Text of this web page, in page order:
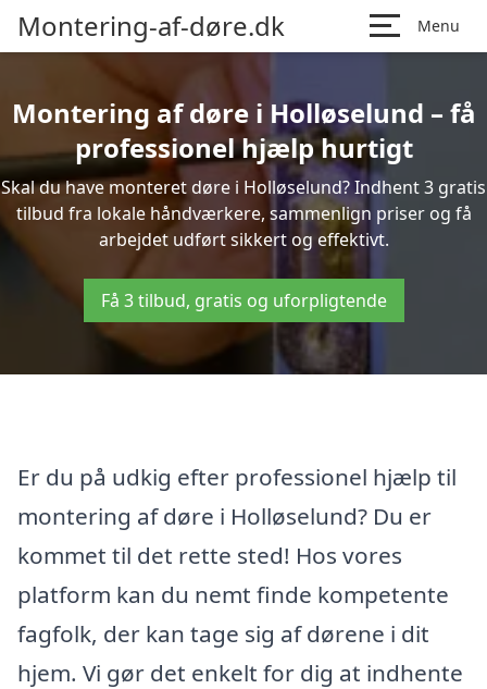
Montering-af-døre.dk Menu
Montering af døre i Holløselund – få
professionel hjælp hurtigt
Skal du have monteret døre i Holløselund? Indhent 3 gratis
tilbud fra lokale håndværkere, sammenlign priser og få
arbejdet udført sikkert og effektivt.
Få 3 tilbud, gratis og uforpligtende
Er du på udkig efter professionel hjælp til
montering af døre i Holløselund? Du er
kommet til det rette sted! Hos vores
platform kan du nemt finde kompetente
fagfolk, der kan tage sig af dørene i dit
hjem. Vi gør det enkelt for dig at indhente